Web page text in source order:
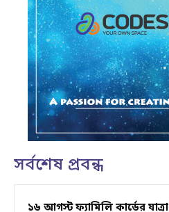
সর্বশেষ প্রবন্ধ
১৬ আগস্ট ফ্যামিলি কার্ডের যাত্রা